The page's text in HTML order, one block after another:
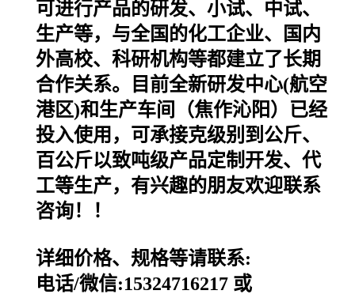
可进行产品的研发、小试、中试、
生产等，与全国的化工企业、国内
外高校、科研机构等都建立了长期
合作关系。目前全新研发中心(航空
港区)和生产车间（焦作沁阳）已经
投入使用，可承接克级别到公斤、
百公斤以致吨级产品定制开发、代
工等生产，有兴趣的朋友欢迎联系
咨询！！
详细价格、规格等请联系:
电话/微信:15324716217 或